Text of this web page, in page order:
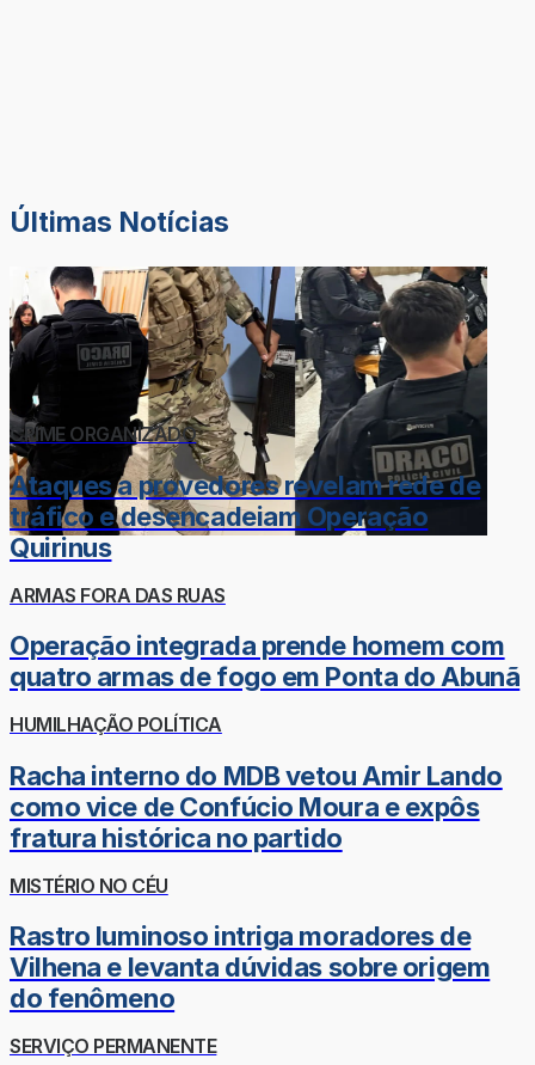
Últimas Notícias
CRIME ORGANIZADO
Ataques a provedores revelam rede de
tráfico e desencadeiam Operação
Quirinus
ARMAS FORA DAS RUAS
Operação integrada prende homem com
quatro armas de fogo em Ponta do Abunã
HUMILHAÇÃO POLÍTICA
Racha interno do MDB vetou Amir Lando
como vice de Confúcio Moura e expôs
fratura histórica no partido
MISTÉRIO NO CÉU
Rastro luminoso intriga moradores de
Vilhena e levanta dúvidas sobre origem
do fenômeno
SERVIÇO PERMANENTE